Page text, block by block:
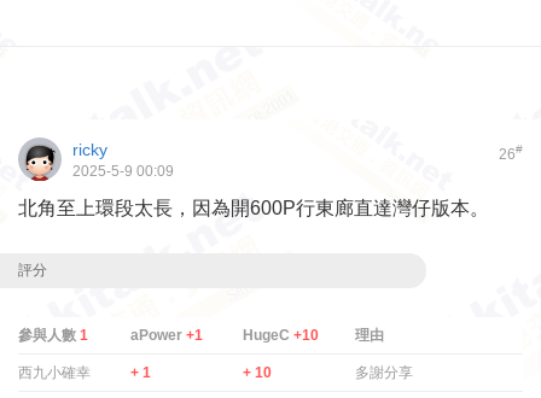
26#
ricky
2025-5-9 00:09
北角至上環段太長，因為開600P行東廊直達灣仔版本。
評分
參與人數 1 aPower +1 HugeC +10 理由
西九小確幸 + 1 + 10 多謝分享